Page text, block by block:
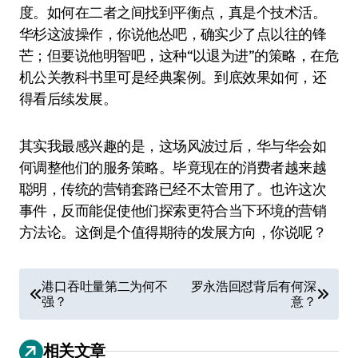
度。如何在二者之间找到平衡点，真是个技术活。
华杉这波操作，你说他怂吧，确实少了点以往的锋
芒；但要说他明智吧，这种“以退为进”的策略，在危
机公关教科书里可是经典案例。到底效果如何，还
得看后续发展。
其实我最感兴趣的是，这场风波过后，华与华会如
何调整他们的服务策略。毕竟现在的消费者越来越
聪明，传统的营销套路已经不太管用了。也许这次
事件，反而能促使他们探索更符合当下环境的营销
方法论。这倒是个值得期待的发展方向，你说呢？
章
导
港口吞吐量第二为何不
强？
罗永浩回怼背后有何深
意？
相关文章